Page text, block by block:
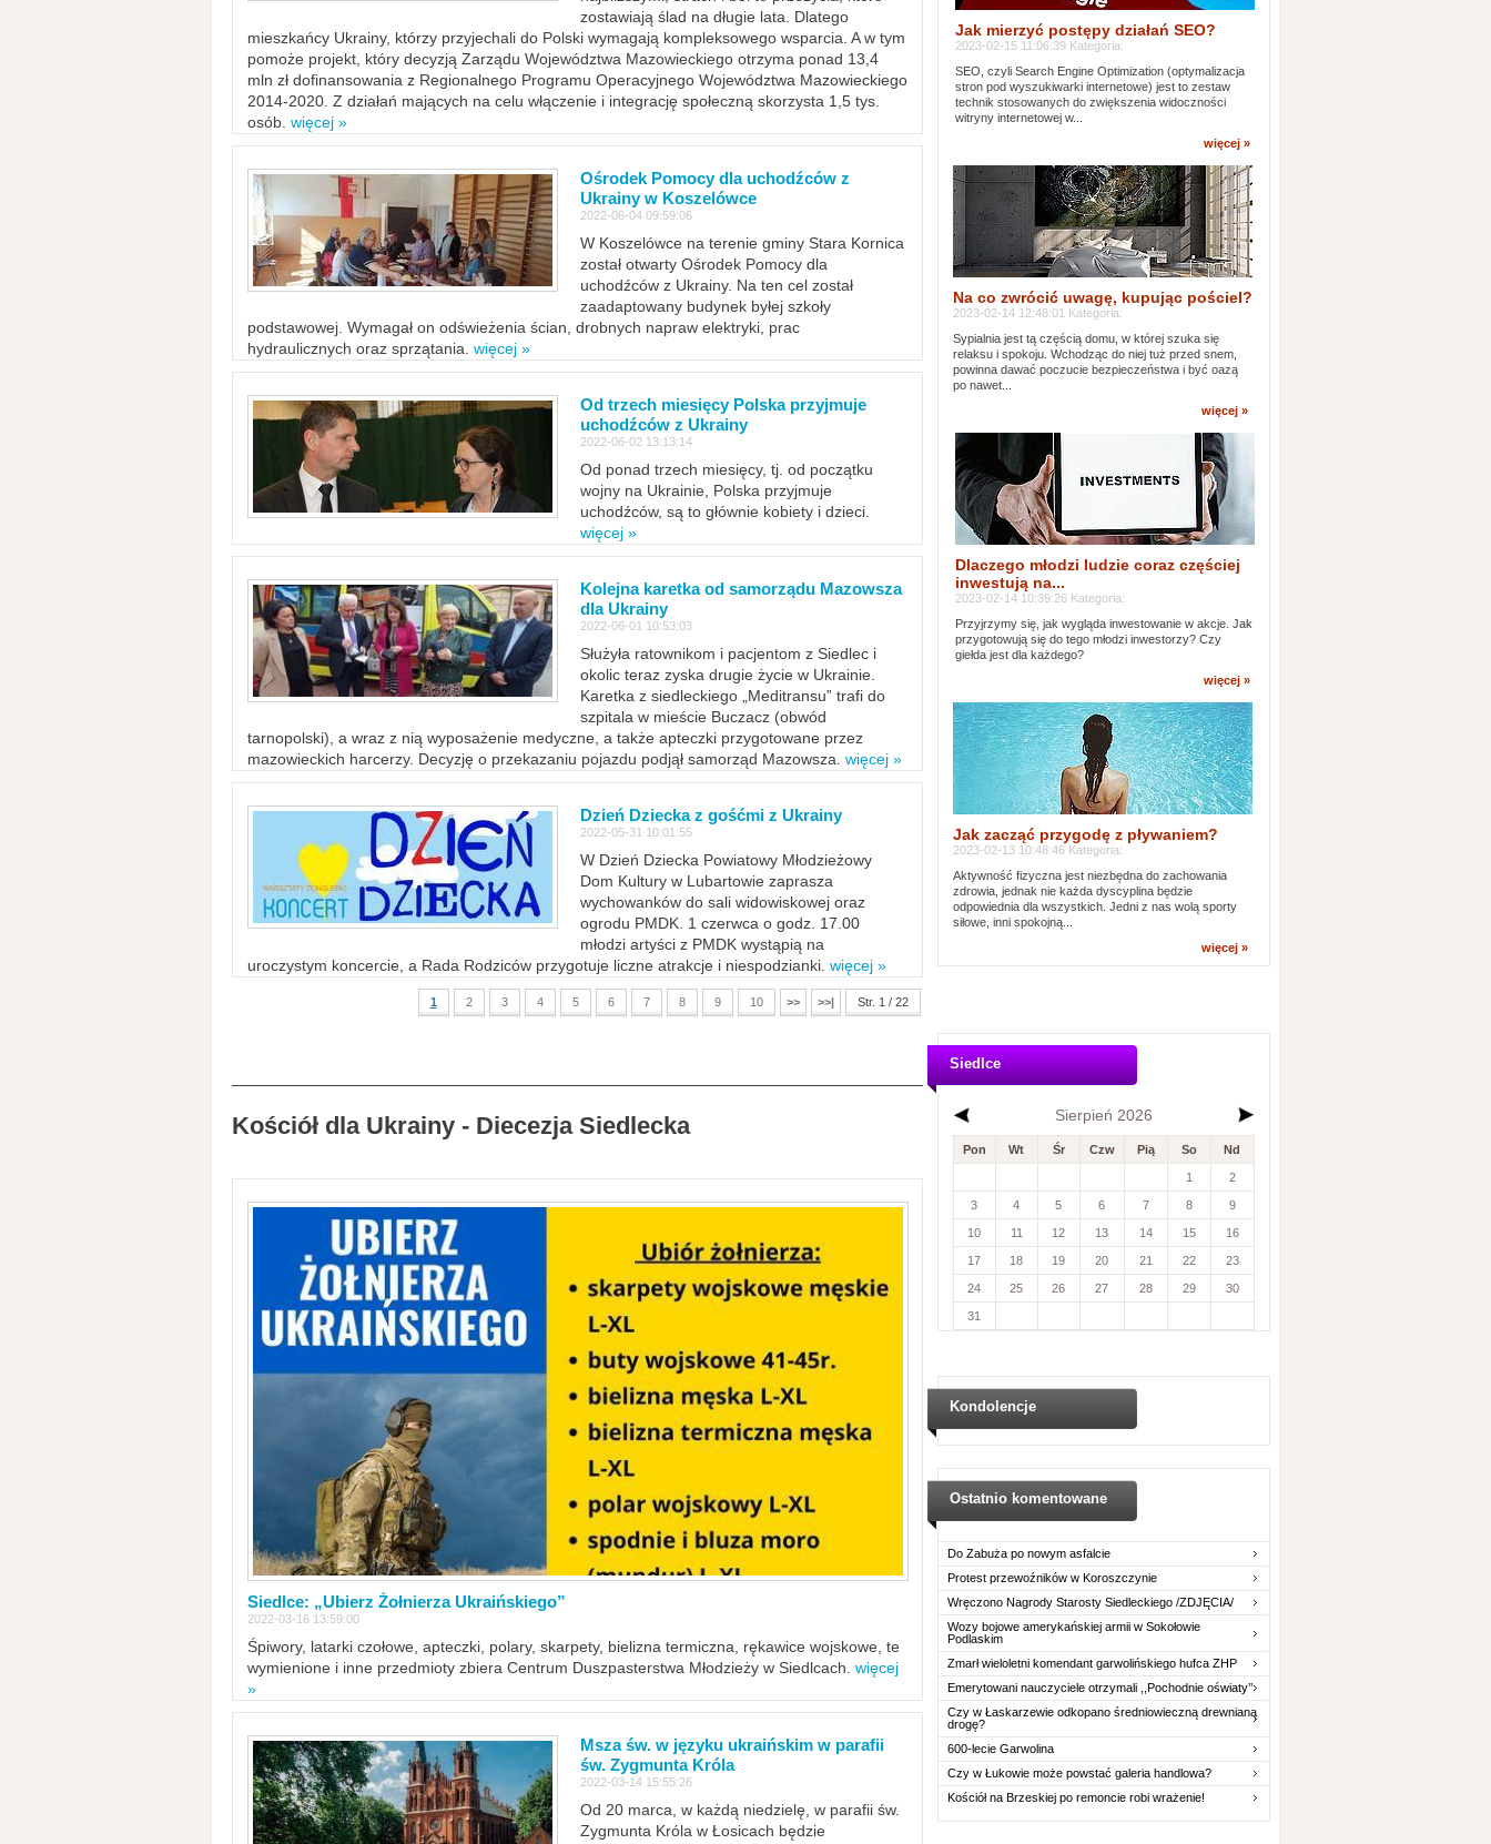
zostawiają ślad na długie lata. Dlatego
mieszkańcy Ukrainy, którzy przyjechali do Polski wymagają kompleksowego wsparcia. A w tym
pomoże projekt, który decyzją Zarządu Województwa Mazowieckiego otrzyma ponad 13,4
mln zł dofinansowania z Regionalnego Programu Operacyjnego Województwa Mazowieckiego
2014-2020. Z działań mających na celu włączenie i integrację społeczną skorzysta 1,5 tys.
osób. więcej »
Ośrodek Pomocy dla uchodźców z
Ukrainy w Koszelówce
2022-06-04 09:59:06
W Koszelówce na terenie gminy Stara Kornica
został otwarty Ośrodek Pomocy dla
uchodźców z Ukrainy. Na ten cel został
zaadaptowany budynek byłej szkoły
podstawowej. Wymagał on odświeżenia ścian, drobnych napraw elektryki, prac
hydraulicznych oraz sprzątania. więcej »
Od trzech miesięcy Polska przyjmuje
uchodźców z Ukrainy
2022-06-02 13:13:14
Od ponad trzech miesięcy, tj. od początku
wojny na Ukrainie, Polska przyjmuje
uchodźców, są to głównie kobiety i dzieci.
więcej »
Kolejna karetka od samorządu Mazowsza
dla Ukrainy
2022-06-01 10:53:03
Służyła ratownikom i pacjentom z Siedlec i
okolic teraz zyska drugie życie w Ukrainie.
Karetka z siedleckiego „Meditransu” trafi do
szpitala w mieście Buczacz (obwód
tarnopolski), a wraz z nią wyposażenie medyczne, a także apteczki przygotowane przez
mazowieckich harcerzy. Decyzję o przekazaniu pojazdu podjął samorząd Mazowsza. więcej »
Dzień Dziecka z gośćmi z Ukrainy
2022-05-31 10:01:55
W Dzień Dziecka Powiatowy Młodzieżowy
Dom Kultury w Lubartowie zaprasza
wychowanków do sali widowiskowej oraz
ogrodu PMDK. 1 czerwca o godz. 17.00
młodzi artyści z PMDK wystąpią na
uroczystym koncercie, a Rada Rodziców przygotuje liczne atrakcje i niespodzianki. więcej »
1 2 3 4 5 6 7 8 9 10 >> >>| Str. 1 / 22
Kościół dla Ukrainy - Diecezja Siedlecka
Siedlce: „Ubierz Żołnierza Ukraińskiego”
2022-03-16 13:59:00
Śpiwory, latarki czołowe, apteczki, polary, skarpety, bielizna termiczna, rękawice wojskowe, te
wymienione i inne przedmioty zbiera Centrum Duszpasterstwa Młodzieży w Siedlcach. więcej
»
Msza św. w języku ukraińskim w parafii
św. Zygmunta Króla
2022-03-14 15:55:26
Od 20 marca, w każdą niedzielę, w parafii św.
Zygmunta Króla w Łosicach będzie
Jak mierzyć postępy działań SEO?
2023-02-15 11:06:39 Kategoria:
SEO, czyli Search Engine Optimization (optymalizacja
stron pod wyszukiwarki internetowe) jest to zestaw
technik stosowanych do zwiększenia widoczności
witryny internetowej w...
więcej »
Na co zwrócić uwagę, kupując pościel?
2023-02-14 12:48:01 Kategoria:
Sypialnia jest tą częścią domu, w której szuka się
relaksu i spokoju. Wchodząc do niej tuż przed snem,
powinna dawać poczucie bezpieczeństwa i być oazą
po nawet...
więcej »
Dlaczego młodzi ludzie coraz częściej
inwestują na...
2023-02-14 10:39:26 Kategoria:
Przyjrzymy się, jak wygląda inwestowanie w akcje. Jak
przygotowują się do tego młodzi inwestorzy? Czy
giełda jest dla każdego?
więcej »
Jak zacząć przygodę z pływaniem?
2023-02-13 10:48:46 Kategoria:
Aktywność fizyczna jest niezbędna do zachowania
zdrowia, jednak nie każda dyscyplina będzie
odpowiednia dla wszystkich. Jedni z nas wolą sporty
siłowe, inni spokojną...
więcej »
Siedlce
Sierpień 2026
Pon Wt Śr Czw Pią So Nd
1 2
3 4 5 6 7 8 9
10 11 12 13 14 15 16
17 18 19 20 21 22 23
24 25 26 27 28 29 30
31
Kondolencje
Ostatnio komentowane
Do Zabuża po nowym asfalcie
Protest przewoźników w Koroszczynie
Wręczono Nagrody Starosty Siedleckiego /ZDJĘCIA/
Wozy bojowe amerykańskiej armii w Sokołowie
Podlaskim
Zmarł wieloletni komendant garwolińskiego hufca ZHP
Emerytowani nauczyciele otrzymali ,,Pochodnie oświaty’’
Czy w Łaskarzewie odkopano średniowieczną drewnianą
drogę?
600-lecie Garwolina
Czy w Łukowie może powstać galeria handlowa?
Kościół na Brzeskiej po remoncie robi wrażenie!